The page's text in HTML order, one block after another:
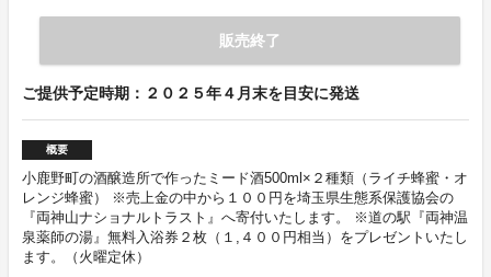
販売終了
ご提供予定時期：２０２５年４月末を目安に発送
概要
小鹿野町の酒醸造所で作ったミード酒500ml×２種類（ライチ蜂蜜・オ
レンジ蜂蜜） ※売上金の中から１００円を埼玉県生態系保護協会の
『両神山ナショナルトラスト』へ寄付いたします。 ※道の駅『両神温
泉薬師の湯』無料入浴券２枚（１,４００円相当）をプレゼントいたし
ます。（火曜定休）